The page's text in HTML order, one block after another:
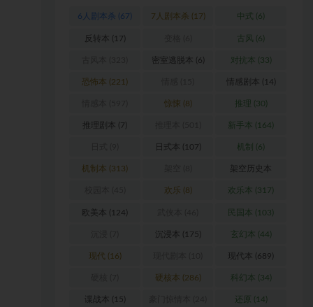
6人剧本杀 (67) 7人剧本杀 (17) 中式 (6)
反转本 (17) 古风 (6)
密室逃脱本 (6) 对抗本 (33)
恐怖本 (221) 情感剧本 (14)
惊悚 (8) 推理 (30)
推理剧本 (7) 新手本 (164)
日式本 (107) 机制 (6)
机制本 (313) 架空历史本
(102)
欢乐 (8) 欢乐本 (317)
欧美本 (124) 民国本 (103)
沉浸本 (175) 玄幻本 (44)
现代 (16) 现代本 (689)
硬核本 (286) 科幻本 (34)
谍战本 (15) 还原 (14)